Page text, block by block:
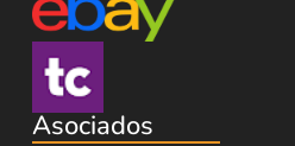
Asociados